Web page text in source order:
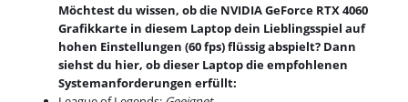
Möchtest du wissen, ob die NVIDIA GeForce RTX 4060
Grafikkarte in diesem Laptop dein Lieblingsspiel auf
hohen Einstellungen (60 fps) flüssig abspielt? Dann
siehst du hier, ob dieser Laptop die empfohlenen
Systemanforderungen erfüllt: